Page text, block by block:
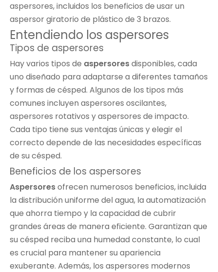
aspersores, incluidos los beneficios de usar un
aspersor giratorio de plástico de 3 brazos.
Entendiendo los aspersores
Tipos de aspersores
Hay varios tipos de aspersoresdisponibles, cada
uno diseñado para adaptarse a diferentes tamaños
y formas de césped. Algunos de los tipos más
comunes incluyen aspersores oscilantes,
aspersores rotativos y aspersores de impacto.
Cada tipo tiene sus ventajas únicas y elegir el
correcto depende de las necesidades específicas
de su césped.
Beneficios de los aspersores
Aspersoresofrecen numerosos beneficios, incluida
la distribución uniforme del agua, la automatización
que ahorra tiempo y la capacidad de cubrir
grandes áreas de manera eficiente. Garantizan que
su césped reciba una humedad constante, lo cual
es crucial para mantener su apariencia
exuberante. Además, los aspersores modernos